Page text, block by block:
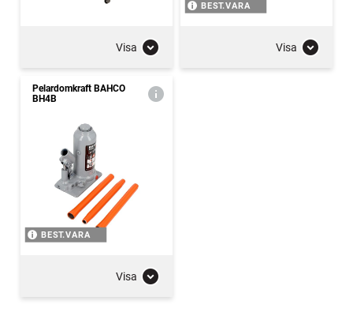
Visa
BEST.VARA
Visa
Pelardomkraft BAHCO
BH4B
BEST.VARA
Visa